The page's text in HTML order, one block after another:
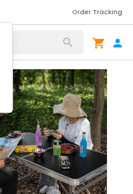
Order Tracking